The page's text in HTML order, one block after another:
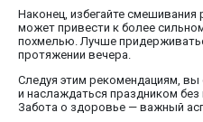
Наконец, избегайте
может привести к более
похмелью. Лучше
протяжении вечера.
Следуя этим рекомендациям, вы
и наслаждаться праздником
Забота о здоровье — важный